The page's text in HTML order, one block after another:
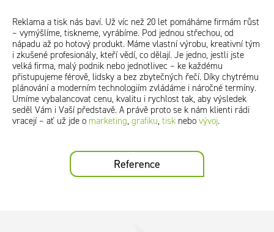
Reklama a tisk nás baví. Už víc než 20 let pomáháme firmám růst
– vymýšlíme, tiskneme, vyrábíme. Pod jednou střechou, od
nápadu až po hotový produkt. Máme vlastní výrobu, kreativní tým
i zkušené profesionály, kteří vědí, co dělají. Je jedno, jestli jste
velká firma, malý podnik nebo jednotlivec – ke každému
přistupujeme férově, lidsky a bez zbytečných řečí. Díky chytrému
plánování a moderním technologiím zvládáme i náročné termíny.
Umíme vybalancovat cenu, kvalitu i rychlost tak, aby výsledek
seděl Vám i Vaší představě. A právě proto se k nám klienti rádi
vracejí – ať už jde o marketing, grafiku, tisk nebo vývoj.
Reference